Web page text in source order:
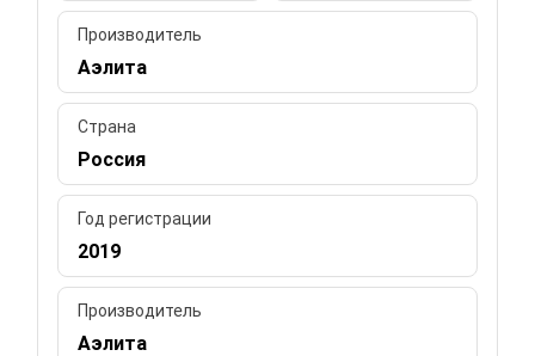
Производитель
Аэлита
Страна
Россия
Год регистрации
2019
Производитель
Аэлита